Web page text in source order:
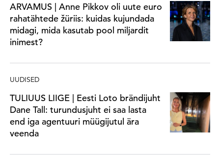
ARVAMUS | Anne Pikkov oli uute euro
rahatähtede žüriis: kuidas kujundada
midagi, mida kasutab pool miljardit
inimest?
UUDISED
TULIUUS LIIGE | Eesti Loto brändijuht
Dane Tall: turundusjuht ei saa lasta
end iga agentuuri müügijutul ära
veenda